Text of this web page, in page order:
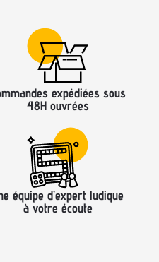
expédiées sous
48H ouvrées
équipe d’expert ludique
à votre écoute